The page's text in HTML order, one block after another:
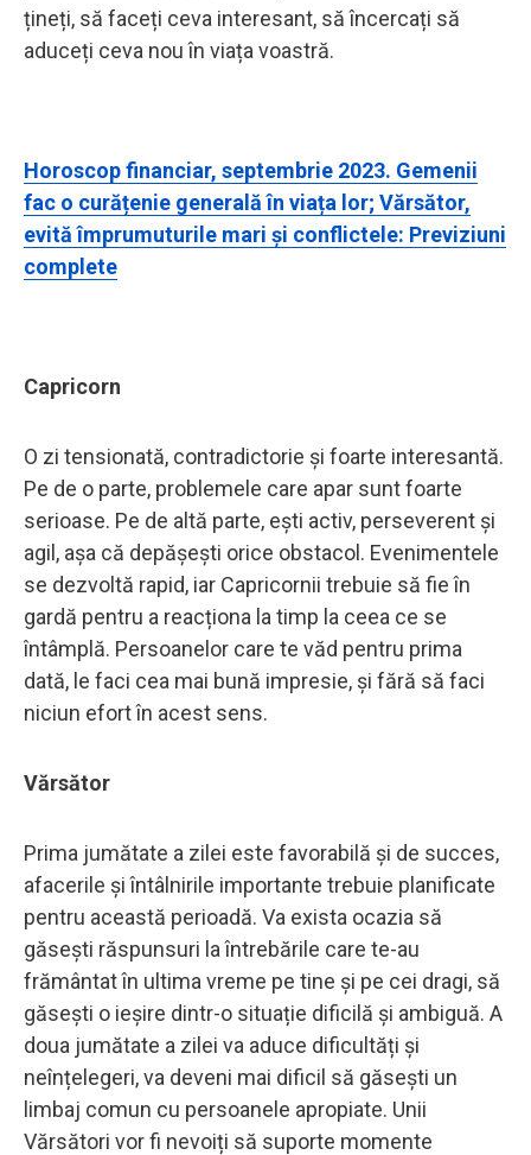
țineți, să faceți ceva interesant, să încercați să
aduceți ceva nou în viața voastră.
Horoscop financiar, septembrie 2023. Gemenii
fac o curățenie generală în viața lor; Vărsător,
evită împrumuturile mari și conflictele: Previziuni
complete
Capricorn
O zi tensionată, contradictorie și foarte interesantă.
Pe de o parte, problemele care apar sunt foarte
serioase. Pe de altă parte, ești activ, perseverent și
agil, așa că depășești orice obstacol. Evenimentele
se dezvoltă rapid, iar Capricornii trebuie să fie în
gardă pentru a reacționa la timp la ceea ce se
întâmplă. Persoanelor care te văd pentru prima
dată, le faci cea mai bună impresie, și fără să faci
niciun efort în acest sens.
Vărsător
Prima jumătate a zilei este favorabilă și de succes,
afacerile și întâlnirile importante trebuie planificate
pentru această perioadă. Va exista ocazia să
găsești răspunsuri la întrebările care te-au
frământat în ultima vreme pe tine și pe cei dragi, să
găsești o ieșire dintr-o situație dificilă și ambiguă. A
doua jumătate a zilei va aduce dificultăți și
neînțelegeri, va deveni mai dificil să găsești un
limbaj comun cu persoanele apropiate. Unii
Vărsători vor fi nevoiți să suporte momente